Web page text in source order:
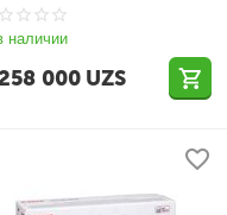
наличии
000 UZS